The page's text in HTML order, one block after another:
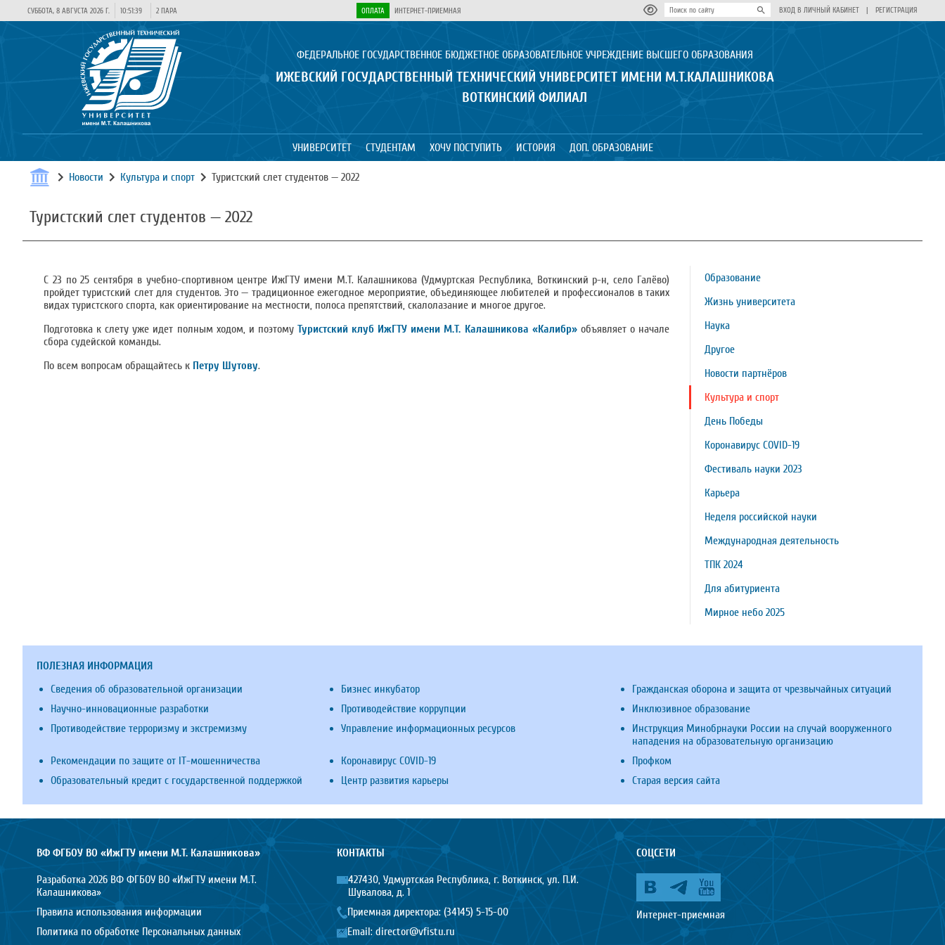
СУББОТА, 8 АВГУСТА 2026 Г. 10:51:39 2 ПАРА ОПЛАТА ИНТЕРНЕТ-ПРИЕМНАЯ ВХОД В ЛИЧНЫЙ КАБИНЕТ | РЕГИСТРАЦИЯ
ФЕДЕРАЛЬНОЕ ГОСУДАРСТВЕННОЕ БЮДЖЕТНОЕ ОБРАЗОВАТЕЛЬНОЕ УЧРЕЖДЕНИЕ ВЫСШЕГО ОБРАЗОВАНИЯ
ИЖЕВСКИЙ ГОСУДАРСТВЕННЫЙ ТЕХНИЧЕСКИЙ УНИВЕРСИТЕТ ИМЕНИ М.Т.КАЛАШНИКОВА
ВОТКИНСКИЙ ФИЛИАЛ
УНИВЕРСИТЕТ СТУДЕНТАМ ХОЧУ ПОСТУПИТЬ ИСТОРИЯ ДОП. ОБРАЗОВАНИЕ
Новости Культура и спорт Туристский слет студентов — 2022
Туристский слет студентов — 2022
С 23 по 25 сентября в учебно-спортивном центре ИжГТУ имени М.Т. Калашникова (Удмуртская Республика, Воткинский р-н, село Галёво)
пройдет туристский слет для студентов. Это — традиционное ежегодное мероприятие, объединяющее любителей и профессионалов в таких
видах туристского спорта, как ориентирование на местности, полоса препятствий, скалолазание и многое другое.
Подготовка к слету уже идет полным ходом, и поэтому Туристский клуб ИжГТУ имени М.Т. Калашникова «Калибр»объявляет о начале
сбора судейской команды.
По всем вопросам обращайтесь к Петру Шутову.
Образование
Жизнь университета
Наука
Другое
Новости партнёров
Культура и спорт
День Победы
Коронавирус COVID-19
Фестиваль науки 2023
Карьера
Неделя российской науки
Международная деятельность
ТПК 2024
Для абитуриента
Мирное небо 2025
ПОЛЕЗНАЯ ИНФОРМАЦИЯ
Сведения об образовательной организации
Бизнес инкубатор
Гражданская оборона и защита от чрезвычайных ситуаций
Научно-инновационные разработки
Противодействие коррупции
Инклюзивное образование
Противодействие терроризму и экстремизму
Управление информационных ресурсов
Инструкция Минобрнауки России на случай вооруженного
нападения на образовательную организацию
Рекомендации по защите от IT-мошенничества
Коронавирус COVID-19
Профком
Образовательный кредит с государственной поддержкой
Центр развития карьеры Старая версия сайта
ВФ ФГБОУ ВО «ИжГТУ имени М.Т. Калашникова»
Разработка 2026 ВФ ФГБОУ ВО «ИжГТУ имени М.Т.
Калашникова»
Правила использования информации
Политика по обработке Персональных данных
КОНТАКТЫ
427430, Удмуртская Республика, г. Воткинск, ул. П.И.
Шувалова, д. 1
Приемная директора: (34145) 5-15-00
Email:director@vfistu.ru
СОЦСЕТИ
Интернет-приемная